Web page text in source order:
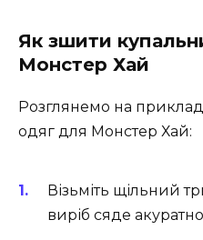
Як зшити
Монстер Хай
Розглянемо на
одяг для Монстер Хай:
Візьміть щільний
виріб сяде